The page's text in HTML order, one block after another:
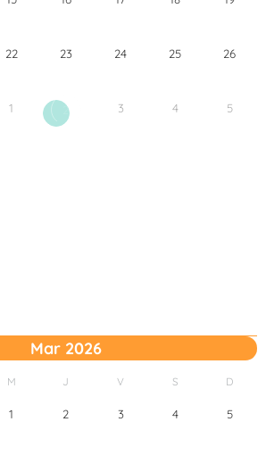
22 23 24 25 26
1 2 3 4 5
Mar 2026
M J V S D
1 2 3 4 5